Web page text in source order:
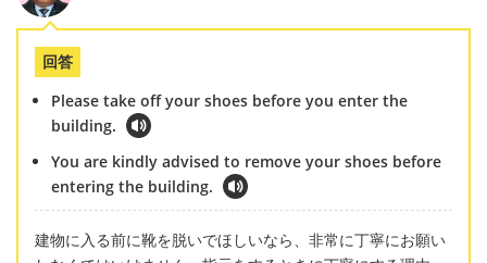
回答
Please take off your shoes before you enter the
building.
You are kindly advised to remove your shoes before
entering the building.
建物に入る前に靴を脱いでほしいなら、非常に丁寧にお願い